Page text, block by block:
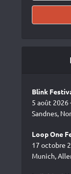
Blink
5 août 2026
Sandnes,
Loop One
17 octobre
Munich,